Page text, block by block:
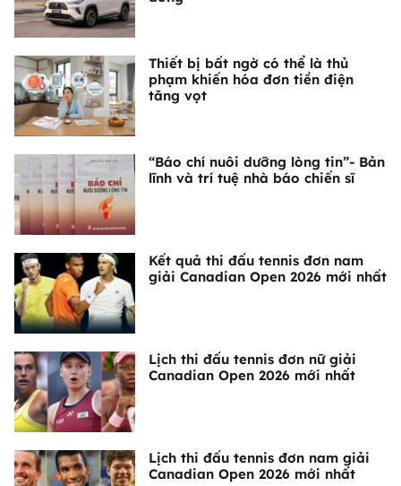
Thiết bị bất ngờ có thể là thủ
phạm khiến hóa đơn tiền điện
tăng vọt
“Báo chí nuôi dưỡng lòng tin”- Bản
lĩnh và trí tuệ nhà báo chiến sĩ
Kết quả thi đấu tennis đơn nam
giải Canadian Open 2026 mới nhất
Lịch thi đấu tennis đơn nữ giải
Canadian Open 2026 mới nhất
Lịch thi đấu tennis đơn nam giải
Canadian Open 2026 mới nhất